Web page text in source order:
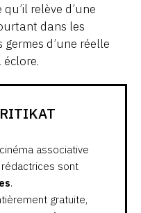
relève d’une
dans les
d’une réelle
éclore.
associative
sont
.
gratuite,